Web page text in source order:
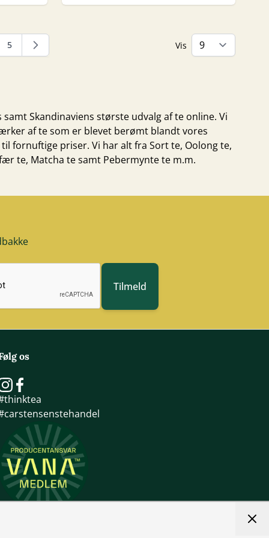
Side
5 Vis
Skandinaviens største udvalg af te online. Vi
af te som er blevet berømt blandt vores
fornuftige priser. Vi har alt fra Sort te, Oolong te,
te, Matcha tesamt Pebermynte te m.m.
Tilmeld
os